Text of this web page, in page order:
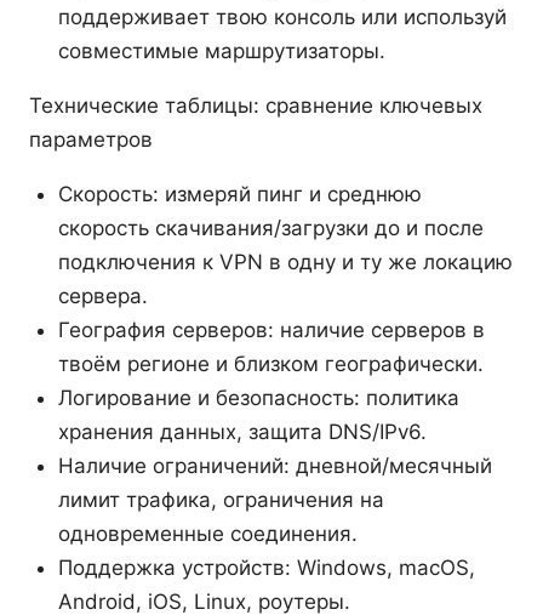
поддерживает твою консоль или используй
совместимые маршрутизаторы.
Технические таблицы: сравнение ключевых
параметров
Скорость: измеряй пинг и среднюю
скорость скачивания/загрузки до и после
подключения к VPN в одну и ту же локацию
сервера.
География серверов: наличие серверов в
твоём регионе и близком географически.
Логирование и безопасность: политика
хранения данных, защита DNS/IPv6.
Наличие ограничений: дневной/месячный
лимит трафика, ограничения на
одновременные соединения.
Поддержка устройств: Windows, macOS,
Android, iOS, Linux, роутеры.